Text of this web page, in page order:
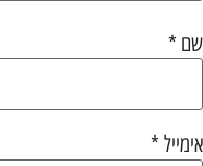
שם *
אימייל *